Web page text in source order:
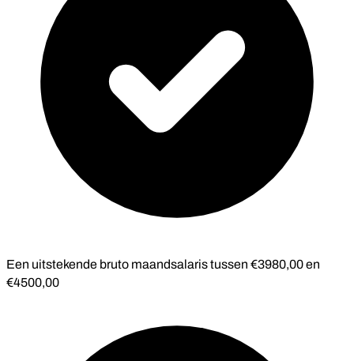
Een uitstekende bruto maandsalaris tussen €3980,00 en
€4500,00